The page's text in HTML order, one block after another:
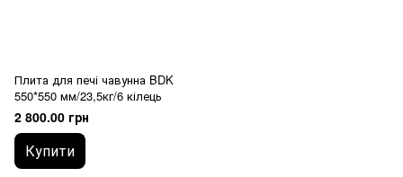
Плита для печі чавунна BDK
550*550 мм/23,5кг/6 кілець
2 800.00 грн
Купити